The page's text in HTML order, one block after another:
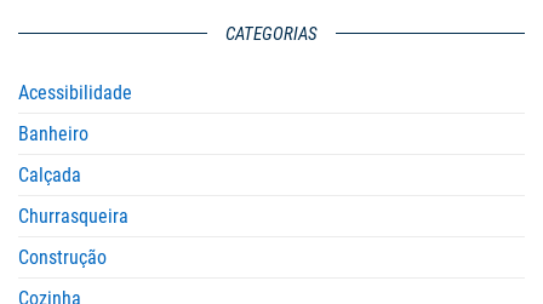
CATEGORIAS
Acessibilidade
Banheiro
Calçada
Churrasqueira
Construção
Cozinha